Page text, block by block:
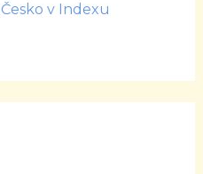
v Indexu